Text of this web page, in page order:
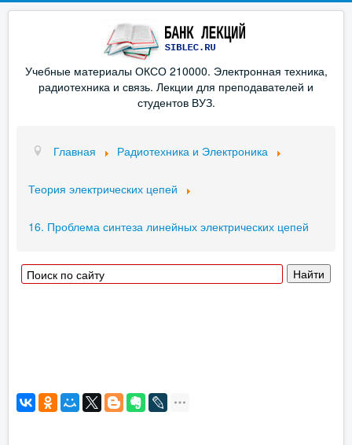
Учебные материалы ОКСО 210000. Электронная техника,
радиотехника и связь. Лекции для преподавателей и
студентов ВУЗ.
Главная Радиотехника и Электроника
Теория электрических цепей
16. Проблема синтеза линейных электрических цепей